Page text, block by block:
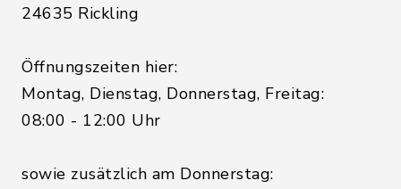
24635 Rickling
Öffnungszeiten hier:
Montag, Dienstag, Donnerstag, Freitag:
08:00 - 12:00 Uhr
sowie zusätzlich am Donnerstag: